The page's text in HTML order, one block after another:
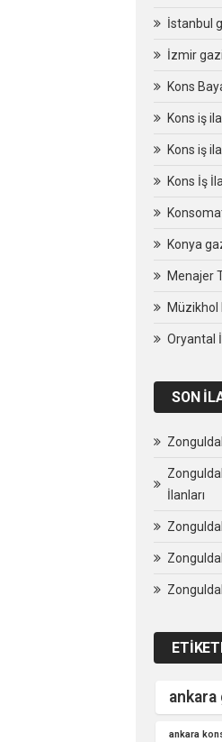
İstanbul
İzmir
Kons
Kons iş
Kons iş
Kons İş
Konya
Menajer
Müzikhol
Oryantal
SON
İlanları
ankara
ankara